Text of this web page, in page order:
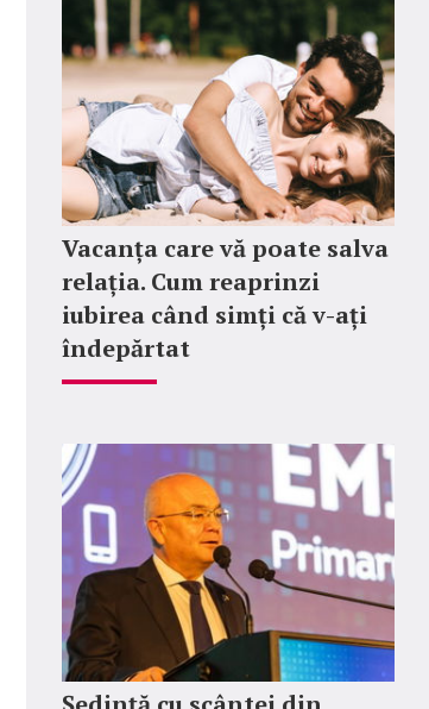
Vacanța care vă poate salva
relația. Cum reaprinzi
iubirea când simți că v-ați
îndepărtat